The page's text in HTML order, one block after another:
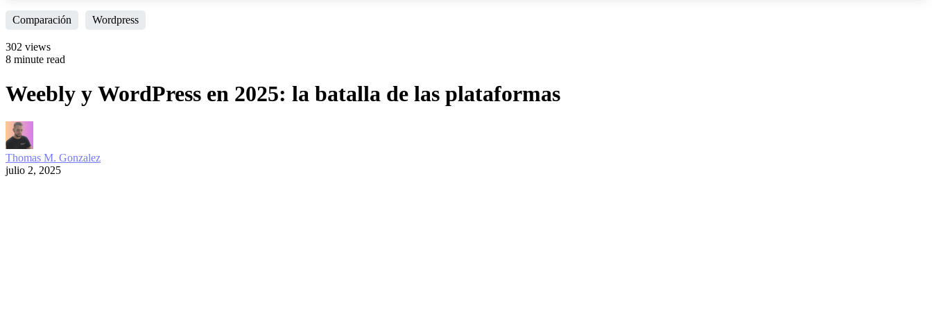
Comparación Wordpress
302 views
8 minute read
Weebly y WordPress en 2025: la batalla de las plataformas
Thomas M. Gonzalez
julio 2, 2025